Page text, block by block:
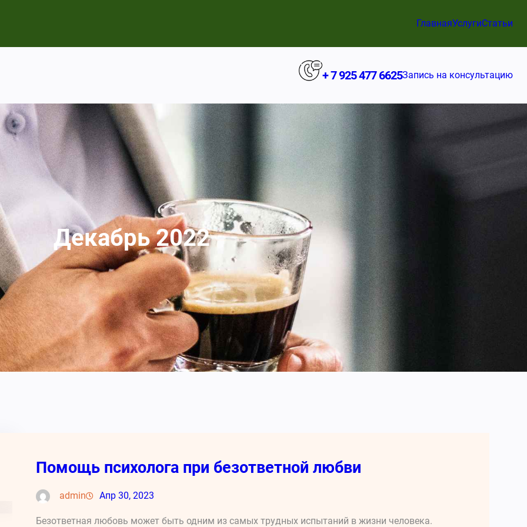
ГлавнаяУслугиСтатьи
+ 7 925 477 6625Запись на консультацию
Декабрь 2022
Помощь психолога при безответной любви
admin Апр 30, 2023
Безответная любовь может быть одним из самых трудных испытаний в жизни человека.